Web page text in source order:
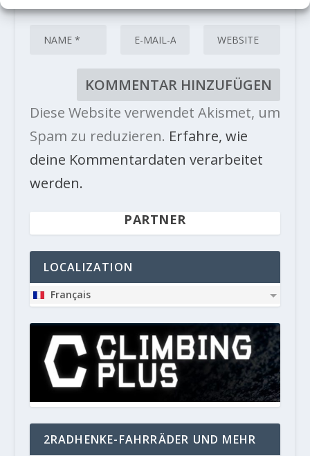
Diese Website verwendet Akismet, um
Spam zu reduzieren. Erfahre, wie
deine Kommentardaten verarbeitet
werden.
PARTNER
LOCALIZATION
Français
2RADHENKE-FAHRRÄDER UND MEHR